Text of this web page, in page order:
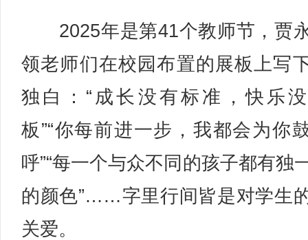
2025年是第41个教师节，贾
领老师们在校园布置的展板上写
独白：“成长没有标准，快乐
板”“你每前进一步，我都会为你
呼”“每一个与众不同的孩子都有独
的颜色”……字里行间皆是对学生
关爱。